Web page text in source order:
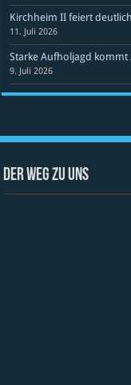
Kirchheim II feiert
11. Juli 2026
Starke Aufholjagd
9. Juli 2026
Der Weg zu uns